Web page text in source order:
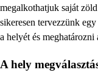
megalkothatjuk saját
sikeresen tervezzünk
a helyét és meghatározni
A hely